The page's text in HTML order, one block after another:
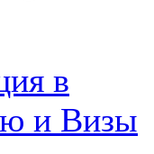
в
и Визы